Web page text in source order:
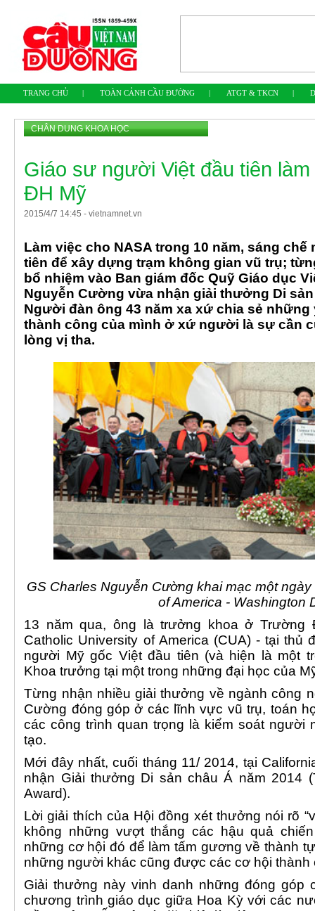
TRANG CHỦ | TOÀN CẢNH CẦU ĐƯỜNG | ATGT & TKCN |
CHÂN DUNG KHOA HỌC
Giáo sư người Việt đầu tiên
ĐH Mỹ
2015/4/7 14:45 -vietnamnet.vn
Làm việc cho NASA trong 10 năm, sáng
tiên để xây dựng trạm không gian vũ trụ;
bổ nhiệm vào Ban giám đốc Quỹ Giáo dục
Nguyễn Cường vừa nhận giải thưởng Di sản
Người đàn ông 43 năm xa xứ chia sẻ
thành công của mình ở xứ người là sự cần
lòng vị tha.
GS Charles Nguyễn Cường khai mạc một
of America - Washington
13 năm qua, ông là trưởng khoa ở Trường
Catholic University of America (CUA) - tại thủ
người Mỹ gốc Việt đầu tiên (và hiện là một
Khoa trưởng tại một trong những đại học của
Từng nhận nhiều giải thưởng về ngành công
Cường đóng góp ở các lĩnh vực vũ trụ, toán
các công trình quan trọng là kiểm soát người
tạo.
Mới đây nhất, cuối tháng 11/ 2014, tại
nhận Giải thưởng Di sản châu Á năm 2014
Award).
Lời giải thích của Hội đồng xét thưởng nói rõ
không những vượt thắng các hậu quả
những cơ hội đó để làm tấm gương về thành
những người khác cũng được các cơ hội thành
Giải thưởng này vinh danh những đóng góp
chương trình giáo dục giữa Hoa Kỳ với các